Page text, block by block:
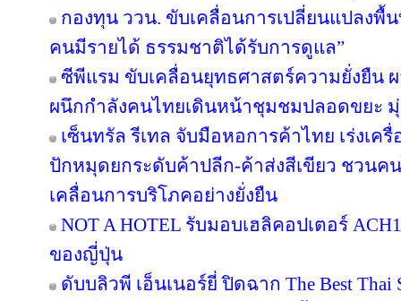
กองทุน ววน. ขับเคลื่อนการเปลี่ยนแปลงพื้
คนมีรายได้ ธรรมชาติได้รับการดูแล”
ซีพีแรม ขับเคลื่อนยุทธศาสตร์ความยั่งยืน ผ
ผนึกกำลังคนไทยเดินหน้าชุมชมปลอดขยะ มุ่
เซ็นทรัล รีเทล จับมือหอการค้าไทย เร่งเครื่
ปักหมุดยกระดับค้าปลีก-ค้าส่งสีเขียว ชวน
เคลื่อนการบริโภคอย่างยั่งยืน
NOT A HOTEL รับมอบเฮลิคอปเตอร์
ของญี่ปุ่น
ดับบลิวพี เอ็นเนอร์ยี่ ปิดฉาก The Best Thai